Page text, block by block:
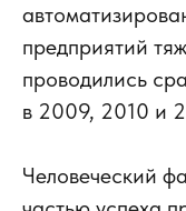
предприятий
проводились
в 2009, 2010 и
Человеческий